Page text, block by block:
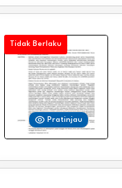
Tidak Berlaku
Pratinjau